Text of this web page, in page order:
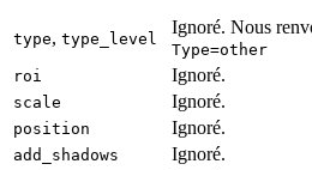
type, type_level
Ignoré. Nous
Type=other
roi
Ignoré.
scale Ignoré.
position Ignoré.
add_shadows Ignoré.